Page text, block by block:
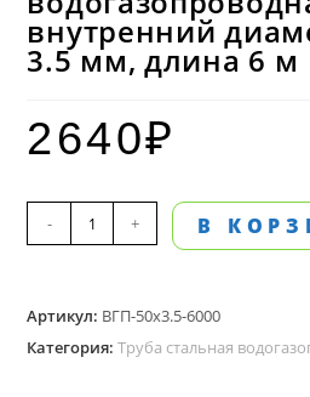
внутренний
3.5 мм, длина 6 м
2640₽
Количество
товара
стальная
водогазопроводная,
- + В
Артикул: ВГП-50х3.5-6000
Категория:Труба стальная